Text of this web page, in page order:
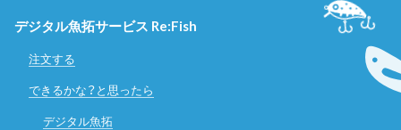
デジタル魚拓サービス Re:Fish
注文する
できるかな？と思ったら
デジタル魚拓